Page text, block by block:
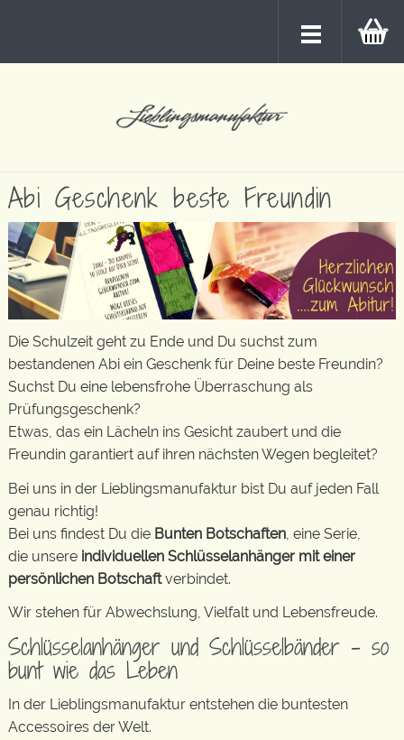
Abi Geschenk beste Freundin
Die Schulzeit geht zu Ende und Du suchst zum
bestandenen Abi ein Geschenk für Deine beste Freundin?
Suchst Du eine lebensfrohe Überraschung als
Prüfungsgeschenk?
Etwas, das ein Lächeln ins Gesicht zaubert und die
Freundin garantiert auf ihren nächsten Wegen begleitet?
Bei uns in der Lieblingsmanufaktur bist Du auf jeden Fall
genau richtig!
Bei uns findest Du die Bunten Botschaften , eine Serie,
die unsere individuellen Schlüsselanhänger mit einer
persönlichen Botschaftverbindet.
Wir stehen für Abwechslung, Vielfalt und Lebensfreude.
Schlüsselanhänger und Schlüsselbänder – so
bunt wie das Leben
In der Lieblingsmanufaktur entstehen die buntesten
Accessoires der Welt.